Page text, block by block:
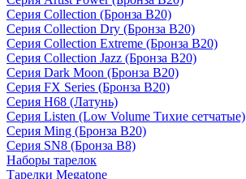
Серия Collection (Бронза B20)
Серия Collection Dry (Бронза B20)
Серия Collection Extreme (Бронза B20)
Серия Collection Jazz (Бронза B20)
Серия Dark Moon (Бронза B20)
Серия FX Series (Бронза B20)
Серия H68 (Латунь)
Серия Listen (Low Volume Тихие сетчатые)
Серия Ming (Бронза B20)
Серия SN8 (Бронза B8)
Наборы тарелок
Тарелки Megatone